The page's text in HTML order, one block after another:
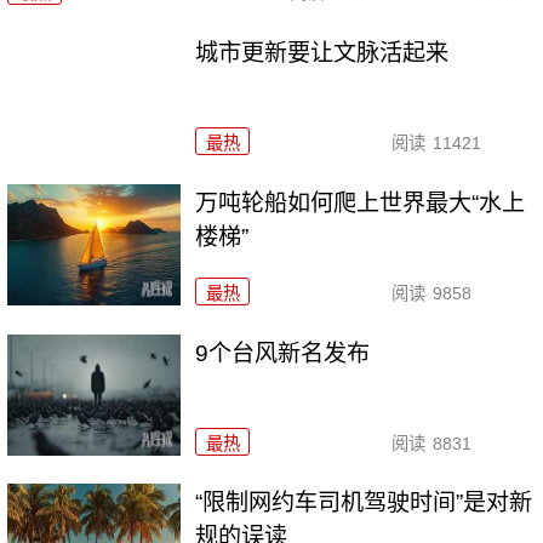
城市更新要让文脉活起来
最热 阅读 11421
万吨轮船如何爬上世界最大“水上
楼梯”
最热 阅读 9858
9个台风新名发布
最热 阅读 8831
“限制网约车司机驾驶时间”是对新
规的误读